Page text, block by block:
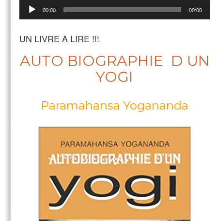
Lecteur
audio
00:00 00:00
UN LIVRE A LIRE !!!
AUTO BIOGRAPHIE D UN
YOGI
Paramahansa Yogananda